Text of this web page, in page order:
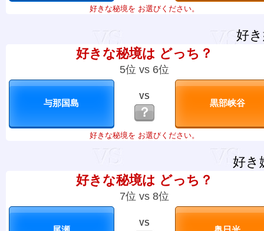
好きな秘境を お選びください。
好
好きな秘境は どっち？
5位 vs 6位
VS
？
好きな秘境を お選びください。
好き
好きな秘境は どっち？
7位 vs 8位
VS